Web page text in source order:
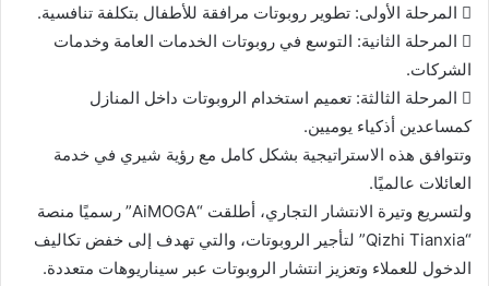
 المرحلة الأولى: تطوير روبوتات مرافقة للأطفال بتكلفة تنافسية.
 المرحلة الثانية: التوسع في روبوتات الخدمات العامة وخدمات
الشركات.
 المرحلة الثالثة: تعميم استخدام الروبوتات داخل المنازل
كمساعدين أذكياء يوميين.
وتتوافق هذه الاستراتيجية بشكل كامل مع رؤية شيري في خدمة
العائلات عالميًا.
ولتسريع وتيرة الانتشار التجاري، أطلقت “AiMOGA” رسميًا منصة
“Qizhi Tianxia” لتأجير الروبوتات، والتي تهدف إلى خفض تكاليف
الدخول للعملاء وتعزيز انتشار الروبوتات عبر سيناريوهات متعددة.